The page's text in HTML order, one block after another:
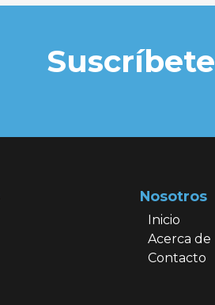
Suscríbete
Nosotros
Inicio
Acerca de
Contacto